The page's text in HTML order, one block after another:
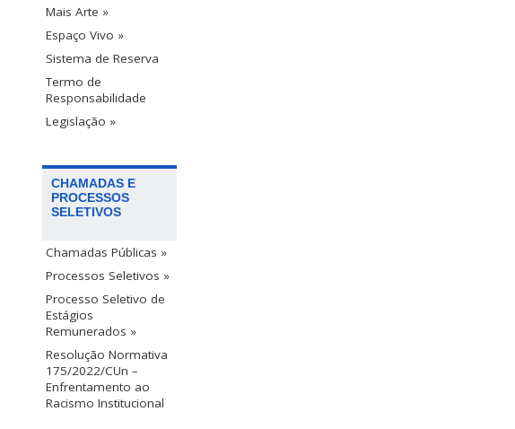
Mais Arte »
Espaço Vivo »
Sistema de Reserva
Termo de
Responsabilidade
Legislação »
CHAMADAS E
PROCESSOS
SELETIVOS
Chamadas Públicas »
Processos Seletivos »
Processo Seletivo de
Estágios
Remunerados »
Resolução Normativa
175/2022/CUn –
Enfrentamento ao
Racismo Institucional